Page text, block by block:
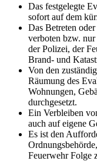
Das festgelegte
sofort auf dem
Das Betreten
verboten bzw.
der Polizei, der
Brand- und
Von den
Räumung des
Wohnungen,
durchgesetzt.
Ein Verbleiben
auch auf eigene
Es ist den
Feuerwehr Folge